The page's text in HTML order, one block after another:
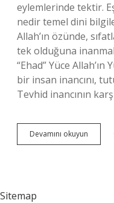
eylemlerinde tektir.
nedir temel dini
Allah’ın özünde,
tek olduğuna
“Ehad” Yüce
bir insan inancını,
Tevhid inancının
Devamını okuyun
Inancının
Sitemap